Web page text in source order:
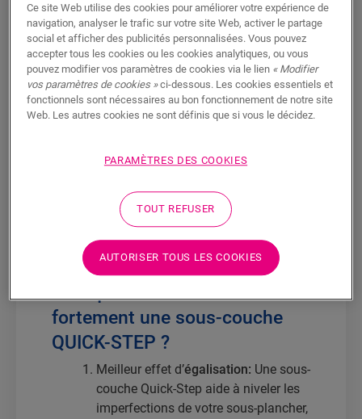
nécessaire. Si ce n’est pas le cas, nous
vous recommandons fortement d’utiliser
unesous-couche Quick-Stepen
combinaison avec Click Flex Vinyl et
Alpha Vinyl. Gardez à l’esprit que les sous-
couches Quick-Step agissent également
supplémentaire.
Pad est doté d'une sous-couche intégrée, il
est interdit de poser une sous-couche
séparée avant d'installer le Quick-Step
Alpha Vinyl Pad.
fortement une sous-couche
QUICK-STEP ?
Meilleur effet d’égalisation: Une sous-
couche Quick-Step aide à niveler les
imperfections de votre sous-plancher,
Ce site Web utilise des cookies pour améliorer votre expérience de
navigation, analyser le trafic sur votre site Web, activer le partage
social et afficher des publicités personnalisées. Vous pouvez
accepter tous les cookies ou les cookies analytiques, ou vous
pouvez modifier vos paramètres de cookies via le lien « Modifier
vos paramètres de cookies »ci-dessous. Les cookies essentiels et
fonctionnels sont nécessaires au bon fonctionnement de notre site
Web. Les autres cookies ne sont définis que si vous le décidez.
PARAMÈTRES DES COOKIES
TOUT REFUSER
AUTORISER TOUS LES COOKIES